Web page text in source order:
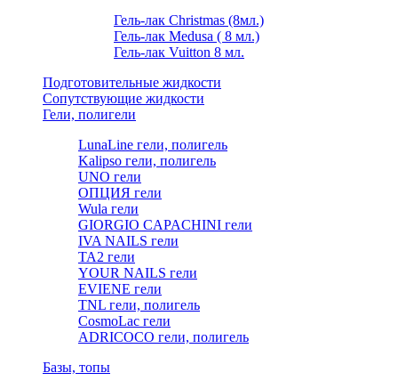
Гель-лак Christmas (8мл.)
Гель-лак Medusa ( 8 мл.)
Гель-лак Vuitton 8 мл.
Подготовительные жидкости
Сопутствующие жидкости
Гели, полигели
LunaLine гели, полигель
Kalipso гели, полигель
UNO гели
ОПЦИЯ гели
Wula гели
GIORGIO CAPACHINI гели
IVA NAILS гели
TA2 гели
YOUR NAILS гели
EVIENE гели
TNL гели, полигель
CosmoLac гели
ADRICOCO гели, полигель
Базы, топы